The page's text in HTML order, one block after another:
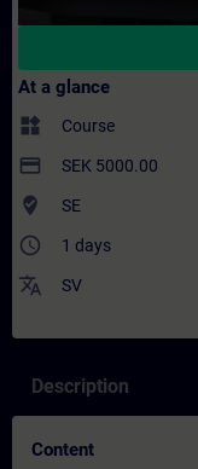
At a glance
widgets Course
payment SEK 5000.00
where_to_vote SE
access_time 1 days
translate SV
Description
Content